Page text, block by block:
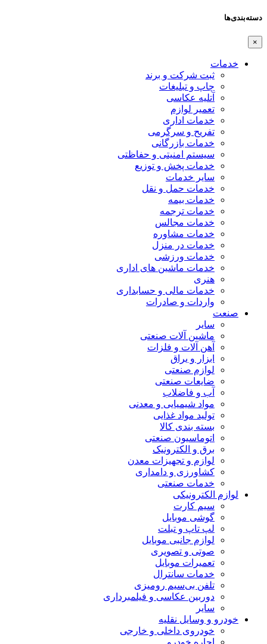
دسته‌بندی‌ها
×
خدمات
ثبت شرکت و برند
چاپ و تبلیغات
آتلیه عکاسی
تعمیر لوازم
خدمات اداری
تفریح و سرگرمی
خدمات بازرگانی
سیستم امنیتی و حفاظتی
خدمات پخش و توزیع
سایر خدمات
خدمات حمل و نقل
خدمات بیمه
خدمات ترجمه
خدمات مجالس
خدمات مشاوره
خدمات در منزل
خدمات ورزشی
خدمات ماشین های اداری
هنری
خدمات مالی و حسابداری
واردات و صادرات
صنعت
سایر
ماشین آلات صنعتی
آهن آلات و فلزات
ابزار و یراق
لوازم صنعتی
ضایعات صنعتی
آب و فاضلاب
مواد شیمیایی و معدنی
تولید مواد غذایی
بسته بندی کالا
اتوماسیون صنعتی
برق و الکترونیک
لوازم و تجهیزات معدن
کشاورزی و دامداری
خدمات صنعتی
لوازم الکترونیکی
سیم کارت
گوشی موبایل
لپ تاپ و تبلت
لوازم جانبی موبایل
صوتی و تصویری
تعمیرات موبایل
خدمات سانترال
تلفن بی‌سیم رومیزی
دوربین عکاسی و فیلمبرداری
سایر
خودرو و وسایل نقلیه
خودروی داخلی و خارجی